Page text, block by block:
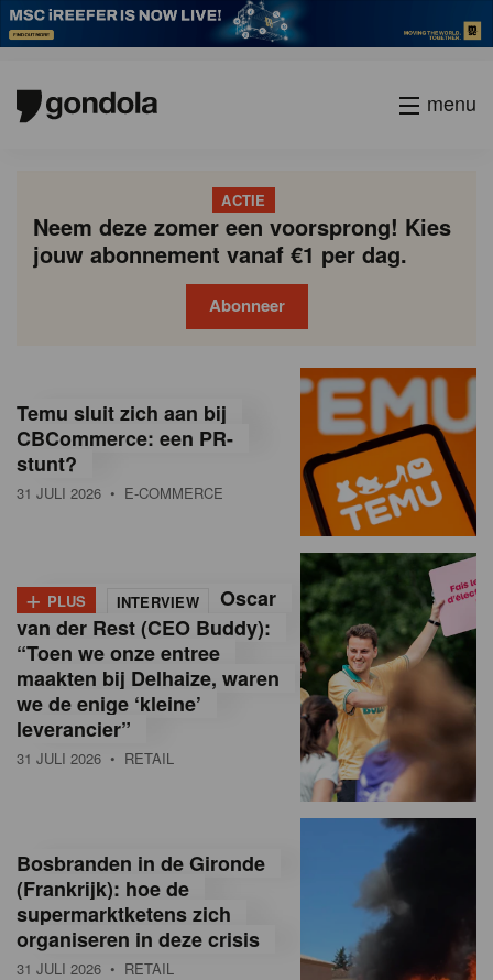
menu
ACTIE
Neem deze zomer een voorsprong! Kies
jouw abonnement vanaf €1 per dag.
Abonneer
o
n
d
a
M
a
g
a
n
e
Temu sluit zich aan bij
CBCommerce: een PR-
stunt?
31 JULI 2026 • E-COMMERCE
+ PLUS INTERVIEW
Oscar
van der Rest (CEO Buddy):
“Toen we onze entree
maakten bij Delhaize, waren
we de enige ‘kleine’
leverancier”
31 JULI 2026 • RETAIL
Bosbranden in de Gironde
(Frankrijk): hoe de
supermarktketens zich
organiseren in deze crisis
31 JULI 2026 • RETAIL